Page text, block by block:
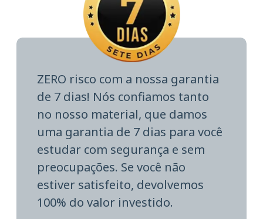
ZERO risco com a nossa garantia
de 7 dias! Nós confiamos tanto
no nosso material, que damos
uma garantia de 7 dias para você
estudar com segurança e sem
preocupações. Se você não
estiver satisfeito, devolvemos
100% do valor investido.